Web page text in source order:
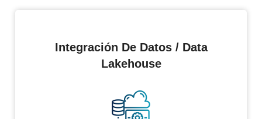
Integración De Datos / Data
Lakehouse